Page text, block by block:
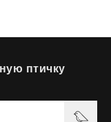
птичку